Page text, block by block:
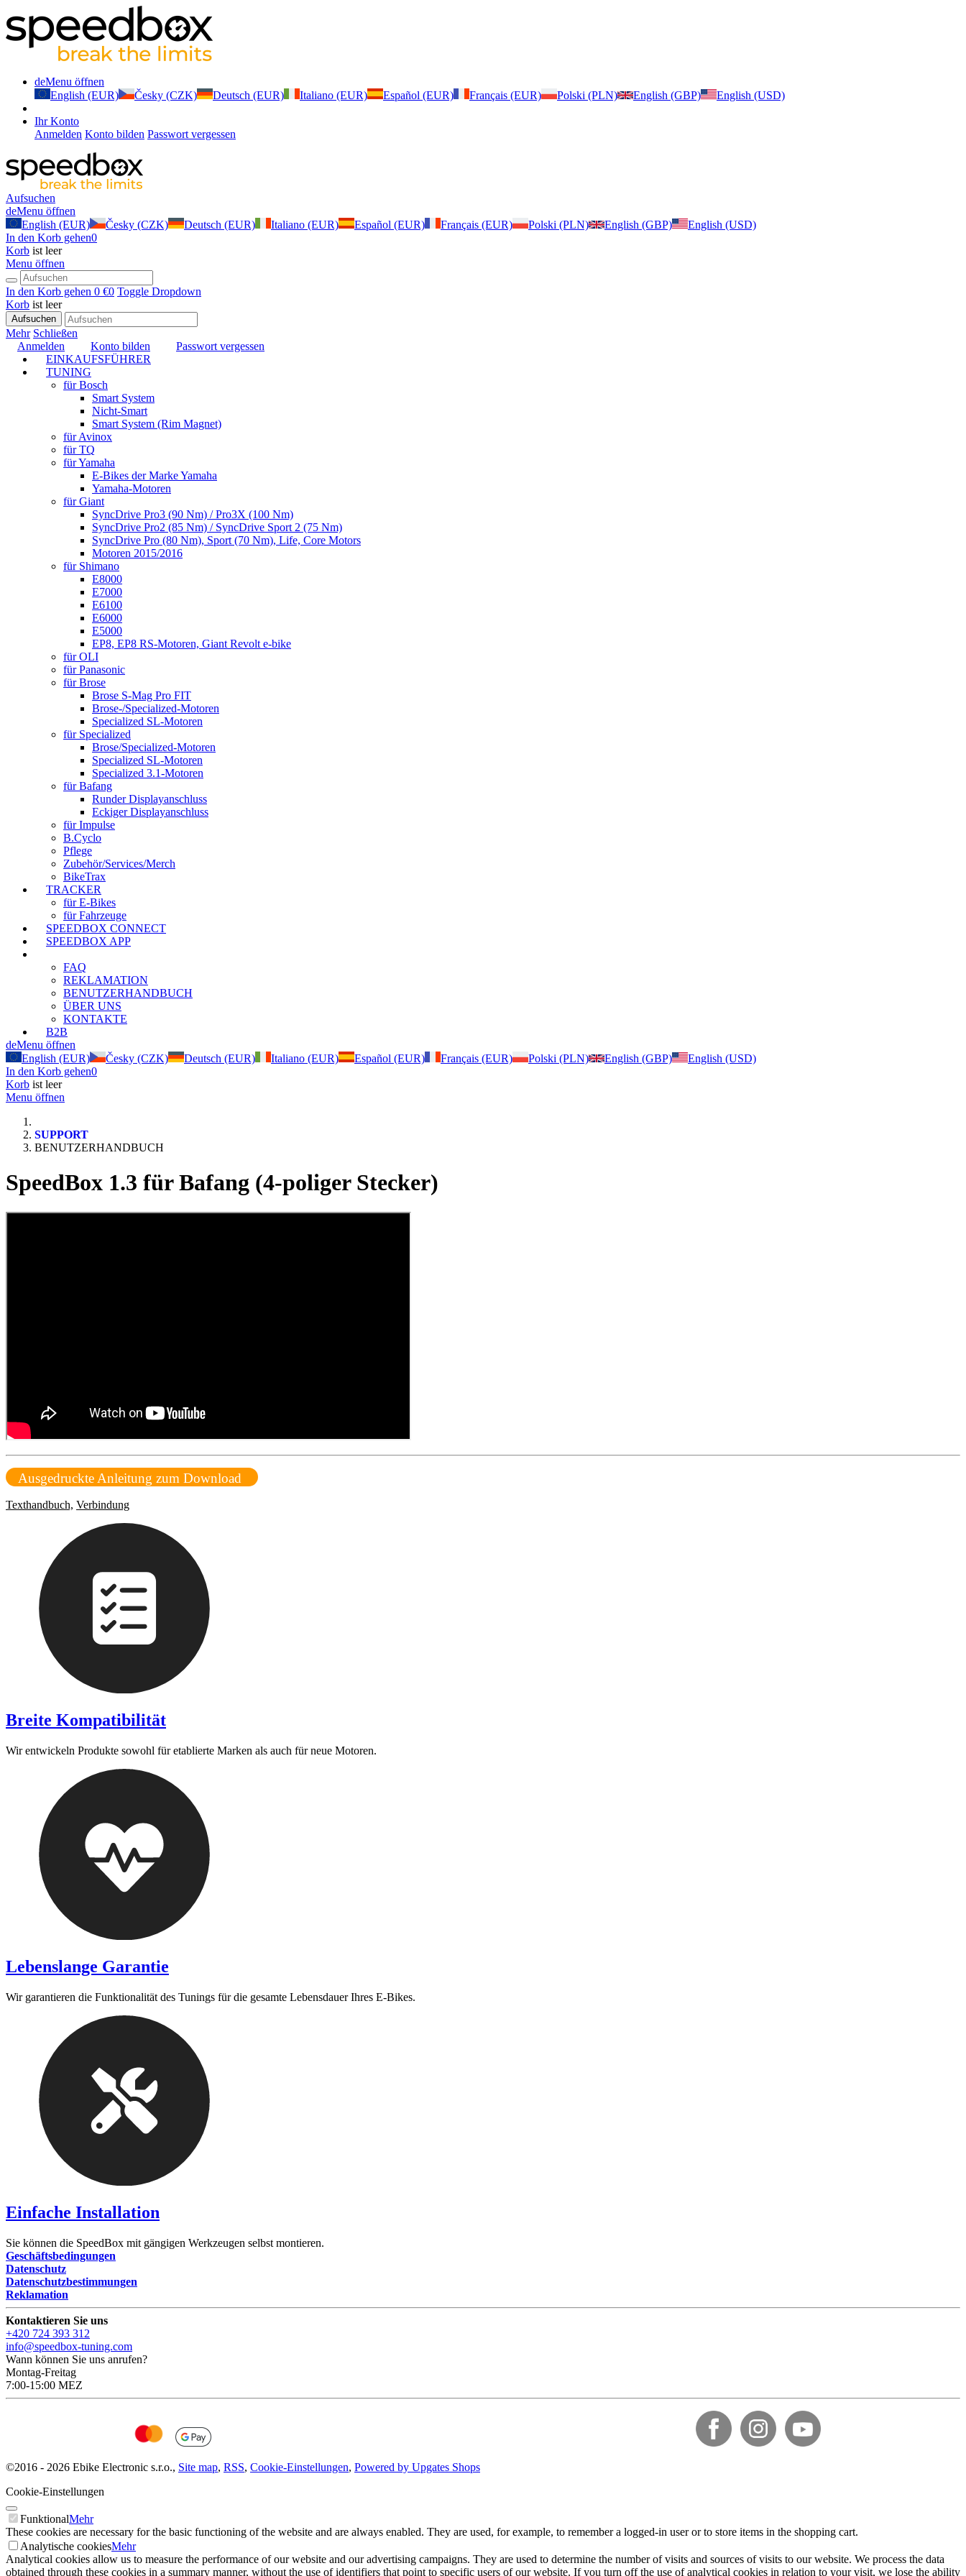
deMenu öffnen
English (EUR)
Česky (CZK) Deutsch (EUR) Italiano (EUR) Español (EUR) Français (EUR) Polski (PLN) English (GBP) English (USD)
Ihr Konto
Anmelden Konto bilden Passwort vergessen
Aufsuchen
deMenu öffnen
English (EUR)
Česky (CZK) Deutsch (EUR) Italiano (EUR) Español (EUR) Français (EUR) Polski (PLN) English (GBP)
English (USD)
In den Korb gehen0
Korb ist leer
Menu öffnen
In den Korb gehen 0 €0 Toggle Dropdown
Korb ist leer
Aufsuchen
Mehr Schließen
Anmelden
Konto bilden
Passwort vergessen
EINKAUFSFÜHRER
TUNING
für Bosch
Smart System
Nicht-Smart
Smart System (Rim Magnet)
für Avinox
für TQ
für Yamaha
E-Bikes der Marke Yamaha
Yamaha-Motoren
für Giant
SyncDrive Pro3 (90 Nm) / Pro3X (100 Nm)
SyncDrive Pro2 (85 Nm) / SyncDrive Sport 2 (75 Nm)
SyncDrive Pro (80 Nm), Sport (70 Nm), Life, Core Motors
Motoren 2015/2016
für Shimano
E8000
E7000
E6100
E6000
E5000
EP8, EP8 RS-Motoren, Giant Revolt e-bike
für OLI
für Panasonic
für Brose
Brose S-Mag Pro FIT
Brose-/Specialized-Motoren
Specialized SL-Motoren
für Specialized
Brose/Specialized-Motoren
Specialized SL-Motoren
Specialized 3.1-Motoren
für Bafang
Runder Displayanschluss
Eckiger Displayanschluss
für Impulse
B.Cyclo
Pflege
Zubehör/Services/Merch
BikeTrax
TRACKER
für E-Bikes
für Fahrzeuge
SPEEDBOX CONNECT
SPEEDBOX APP
FAQ
REKLAMATION
BENUTZERHANDBUCH
ÜBER UNS
KONTAKTE
B2B
deMenu öffnen
English (EUR)
Česky (CZK) Deutsch (EUR) Italiano (EUR) Español (EUR) Français (EUR) Polski (PLN) English (GBP)
English (USD)
In den Korb gehen0
Korb ist leer
Menu öffnen
SUPPORT
BENUTZERHANDBUCH
SpeedBox 1.3 für Bafang (4-poliger Stecker)
Ausgedruckte Anleitung zum Download
Texthandbuch, Verbindung
Breite Kompatibilität
Wir entwickeln Produkte sowohl für etablierte Marken als auch für neue Motoren.
Lebenslange Garantie
Wir garantieren die Funktionalität des Tunings für die gesamte Lebensdauer Ihres E-Bikes.
Einfache Installation
Sie können die SpeedBox mit gängigen Werkzeugen selbst montieren.
Geschäftsbedingungen
Datenschutz
Datenschutzbestimmungen
Reklamation
Kontaktieren Sie uns
+420 724 393 312
info@speedbox-tuning.com
Wann können Sie uns anrufen?
Montag-Freitag
7:00-15:00 MEZ
©2016 - 2026 Ebike Electronic s.r.o., Site map, RSS, Cookie-Einstellungen, Powered by Upgates Shops
Cookie-Einstellungen
FunktionalMehr
These cookies are necessary for the basic functioning of the website and are always enabled. They are used, for example, to remember a logged-in user or to store items in the shopping cart.
Analytische cookiesMehr
Analytical cookies allow us to measure the performance of our website and our advertising campaigns. They are used to determine the number of visits and sources of visits to our website. We process the data
obtained through these cookies in a summary manner, without the use of identifiers that point to specific users of our website. If you turn off the use of analytical cookies in relation to your visit, we lose the ability